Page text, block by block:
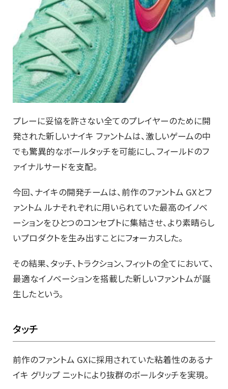
プレーに妥協を許さない全てのプレイヤーのために開
発された新しいナイキ ファントムは、激しいゲームの中
でも驚異的なボールタッチを可能にし、フィールドのフ
ァイナルサードを支配。
今回、ナイキの開発チームは、前作のファントム GXとフ
ァントム ルナそれぞれに用いられていた最高のイノベ
ーションをひとつのコンセプトに集結させ、より素晴らし
いプロダクトを生み出すことにフォーカスした。
その結果、タッチ、トラクション、フィットの全てにおいて、
最適なイノベーションを搭載した新しいファントムが誕
生したという。
タッチ
前作のファントム GXに採用されていた粘着性のあるナ
イキ グリップ ニットにより抜群のボールタッチを実現。